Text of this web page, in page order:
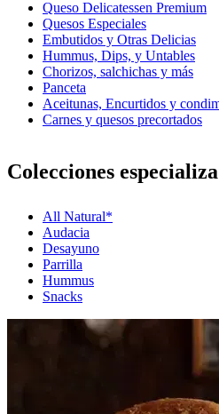
Queso Delicatessen Premium
Quesos Especiales
Embutidos y Otras Delicias
Hummus, Dips, y Untables
Chorizos, salchichas y más
Panceta
Aceitunas, Encurtidos y
Carnes y quesos precortados
Colecciones
All Natural*
Audacia
Desayuno
Parrilla
Hummus
Snacks